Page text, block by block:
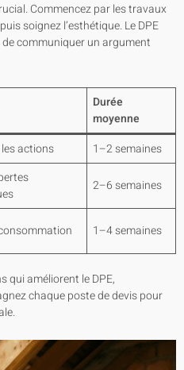
Commencez par les travaux
soignez l’esthétique. Le DPE
communiquer un argument
Durée
moyenne
actions 1–2 semaines
2–6 semaines
1–4 semaines
qui améliorent le DPE,
chaque poste de devis pour